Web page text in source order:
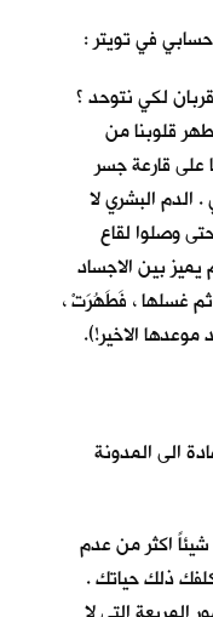
في تويتر :
لكي نتوحد ؟
قلوبنا من
على قارعة جسر
البشري لا
وصلوا لقاع
بين الاجساد
غسلها ، فَطَهُرَتْ ،
الاخير!).
الى المدونة
اكثر من عدم
ذلك حياتك .